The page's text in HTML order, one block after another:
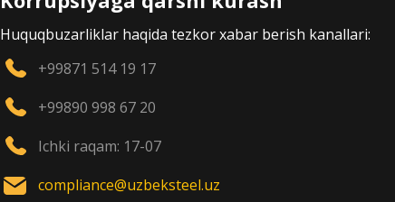
Huquqbuzarliklar haqida tezkor xabar berish kanallari:
+99871 514 19 17
+99890 998 67 20
Ichki raqam: 17-07
compliance@uzbeksteel.uz